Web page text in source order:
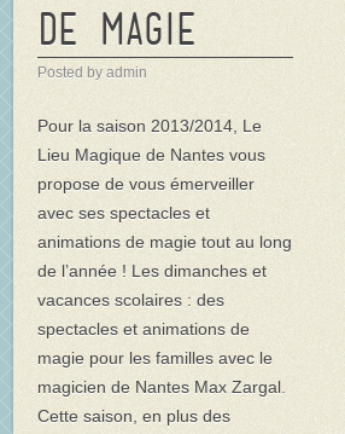
de magie
Posted by admin
Pour la saison 2013/2014, Le
Lieu Magique de Nantes vous
propose de vous émerveiller
avec ses spectacles et
animations de magie tout au long
de l’année ! Les dimanches et
vacances scolaires : des
spectacles et animations de
magie pour les familles avec le
magicien de Nantes Max Zargal.
Cette saison, en plus des